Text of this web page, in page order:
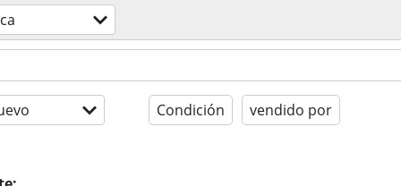
Condición vendido por